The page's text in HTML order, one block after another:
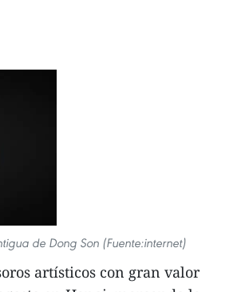
de Dong Son (Fuente:internet)
artísticos con gran valor